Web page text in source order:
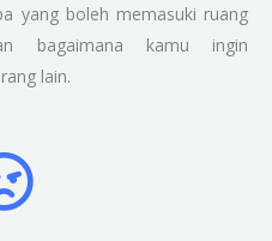
yang boleh memasuki ruang
bagaimana kamu ingin
lain.